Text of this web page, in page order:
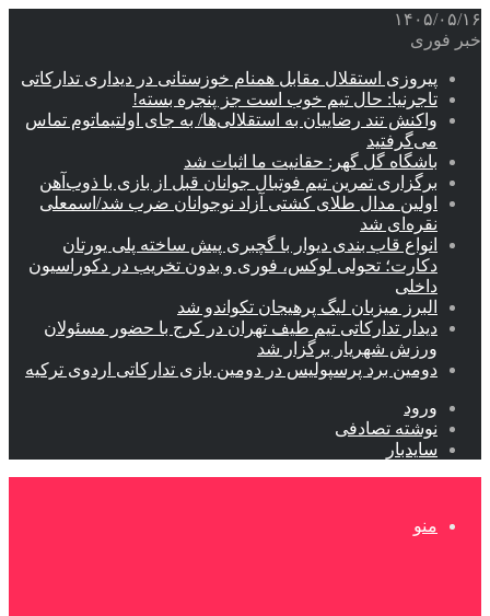
۱۴۰۵/۰۵/۱۶
خبر فوری
پیروزی استقلال مقابل همنام خوزستانی در دیداری تدارکاتی
تاجرنیا: حال تیم خوب است جز پنجره بسته!
واکنش تند رضاییان به استقلالی‌ها/ به جای اولتیماتوم تماس
می‌گرفتید
باشگاه گل گهر: حقانیت ما اثبات شد
برگزاری تمرین تیم فوتبال جوانان قبل از بازی با ذوب‌آهن
اولین مدال طلای کشتی آزاد نوجوانان ضرب شد/اسمعلی
نقره‌ای شد
انواع قاب بندی دیوار با گچبری پیش ساخته پلی یورتان
دکارت؛ تحولی لوکس، فوری و بدون تخریب در دکوراسیون
داخلی
البرز میزبان لیگ پرهیجان تکواندو شد
دیدار تدارکاتی تیم طیف تهران در کرج با حضور مسئولان
ورزش شهریار برگزار شد
دومین برد پرسپولیس در دومین بازی تدارکاتی اردوی ترکیه
ورود
نوشته تصادفی
سایدبار
منو